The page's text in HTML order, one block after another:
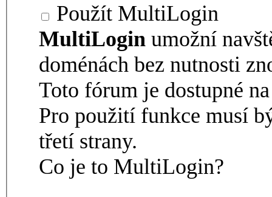
Použít MultiLogin
MultiLogin umožní
doménách bez nutnosti
Toto fórum je dostupné
Pro použití funkce musí
třetí strany.
Co je to MultiLogin?